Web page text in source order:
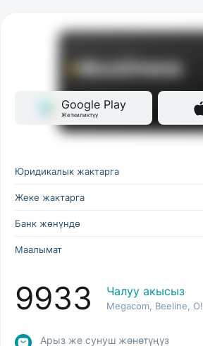
Google Play
Жеткиликтүү
Юридикалык жактарга
Жеке жактарга
Банк жөнүндө
Маалымат
9933 Чалуу акысыз
Megacom, Beeline, O!
Арыз же сунуш жөнөтүңүз